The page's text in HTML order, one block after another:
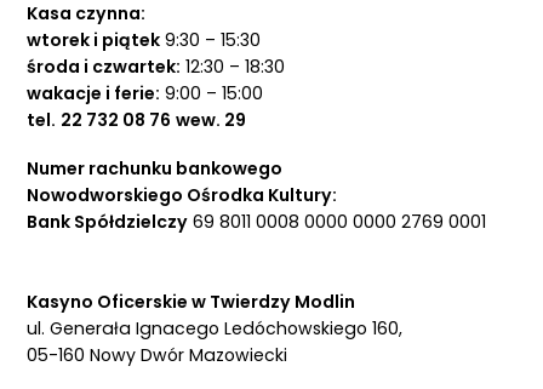
Kasa czynna:
wtorek i piątek9:30 – 15:30
środa i czwartek: 12:30 – 18:30
wakacje i ferie: 9:00 – 15:00
tel. 22 732 08 76 wew. 29
Numer rachunku bankowego
Nowodworskiego Ośrodka Kultury:
Bank Spółdzielczy69 8011 0008 0000 0000 2769 0001
Kasyno Oficerskie w Twierdzy Modlin
ul. Generała Ignacego Ledóchowskiego 160,
05-160 Nowy Dwór Mazowiecki